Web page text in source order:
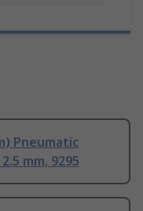
Pneumatic
mm, 9295